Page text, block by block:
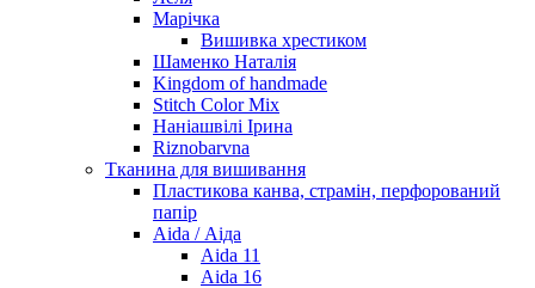
Марічка
Вишивка хрестиком
Шаменко Наталія
Kingdom of handmade
Stitch Color Mix
Наніашвілі Ірина
Riznobarvna
Тканина для вишивання
Пластикова канва, страмін, перфорований
папір
Aida / Аіда
Aida 11
Aida 16